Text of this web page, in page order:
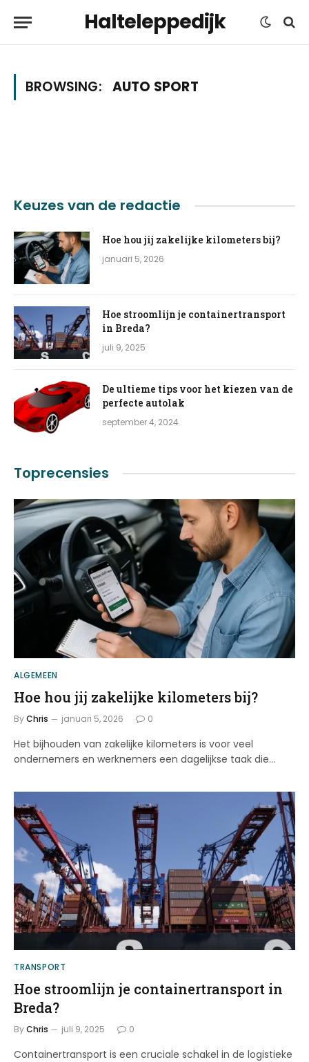
Halteleppedijk
BROWSING: AUTO SPORT
Keuzes van de redactie
Hoe hou jij zakelijke kilometers bij?
januari 5, 2026
Hoe stroomlijn je containertransport
in Breda?
juli 9, 2025
De ultieme tips voor het kiezen van de
perfecte autolak
september 4, 2024
Toprecensies
ALGEMEEN
Hoe hou jij zakelijke kilometers bij?
ByChris januari 5, 2026 0
Het bijhouden van zakelijke kilometers is voor veel
ondernemers en werknemers een dagelijkse taak die…
TRANSPORT
Hoe stroomlijn je containertransport in
Breda?
ByChris juli 9, 2025 0
Containertransport is een cruciale schakel in de logistieke